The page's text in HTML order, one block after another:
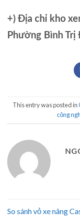
+) Địa chỉ kho
Phường Bình Trị
This entry was posted in
công
So sánh vỏ xe nâng